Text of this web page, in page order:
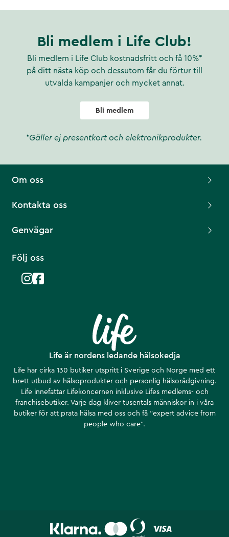
Bli medlem i Life Club!
Bli medlem i Life Club kostnadsfritt och få 10%*
på ditt nästa köp och dessutom får du förtur till
utvalda kampanjer och mycket annat.
Bli medlem
*Gäller ej presentkort och elektronikprodukter.
Life är nordens ledande hälsokedja
Life har cirka 130 butiker utspritt i Sverige och Norge med ett
brett utbud av hälsoprodukter och personlig hälsorådgivning.
Life innefattar Lifekoncernen inklusive Lifes medlems- och
franchisebutiker. Varje dag kliver tusentals människor in i våra
butiker för att prata hälsa med oss och få ”expert advice from
people who care”.
Om oss
Kontakta oss
Genvägar
Följ oss